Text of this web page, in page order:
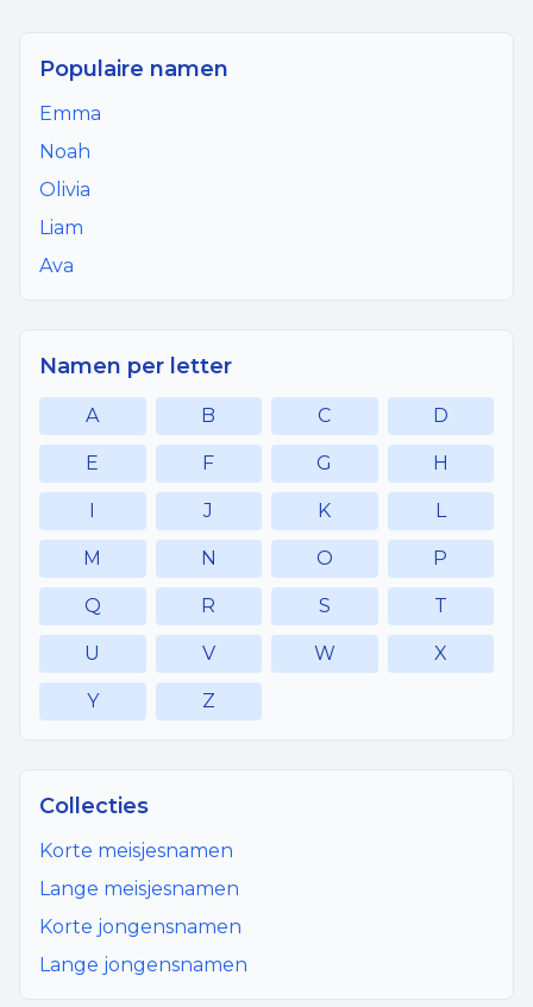
Populaire namen
Emma
Noah
Olivia
Liam
Ava
Namen per letter
A B C D
E F G H
I J K L
M N O P
Q R S T
U V W X
Y Z
Collecties
Korte meisjesnamen
Lange meisjesnamen
Korte jongensnamen
Lange jongensnamen